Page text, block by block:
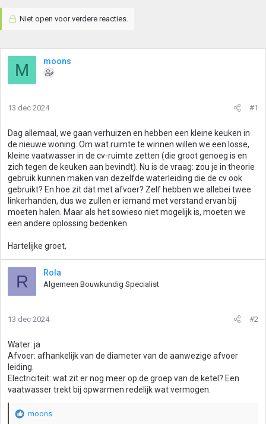
Niet open voor verdere reacties.
M moons
13 dec 2024 #1
Dag allemaal, we gaan verhuizen en hebben een kleine keuken in
de nieuwe woning. Om wat ruimte te winnen willen we een losse,
kleine vaatwasser in de cv-ruimte zetten (die groot genoeg is en
zich tegen de keuken aan bevindt). Nu is de vraag: zou je in theorie
gebruik kunnen maken van dezelfde waterleiding die de cv ook
gebruikt? En hoe zit dat met afvoer? Zelf hebben we allebei twee
linkerhanden, dus we zullen er iemand met verstand ervan bij
moeten halen. Maar als het sowieso niet mogelijk is, moeten we
een andere oplossing bedenken.
Hartelijke groet,
R Rola
Algemeen Bouwkundig Specialist
13 dec 2024 #2
Water: ja
Afvoer: afhankelijk van de diameter van de aanwezige afvoer
leiding.
Electriciteit: wat zit er nog meer op de groep van de ketel? Een
vaatwasser trekt bij opwarmen redelijk wat vermogen.
W
moons